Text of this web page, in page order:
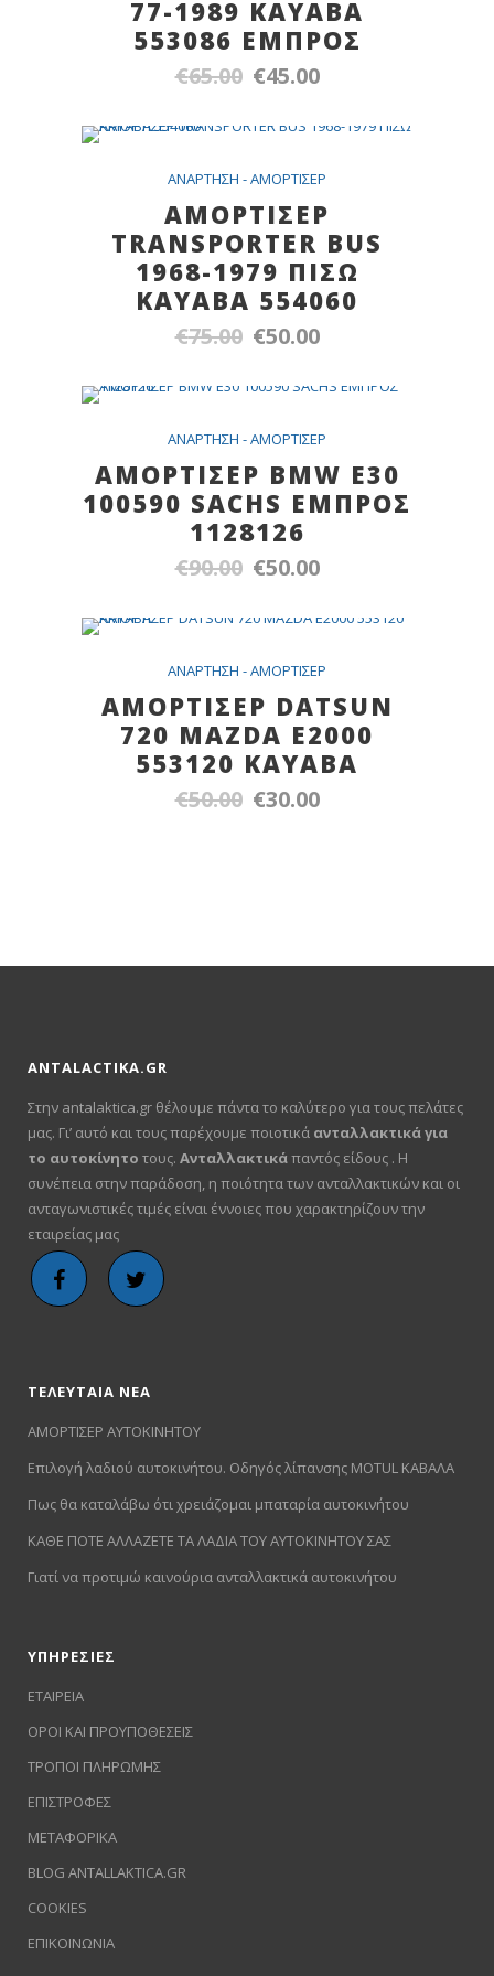
77-1989 KAYABA
553086 EMΠΡΟΣ
€65.00 Original
was:
€45.00Η
τιμή
ANAPTHΣH - AMOPTIΣEP
ΑΜΟΡΤΙΣΕΡ
TRANSPORTER BUS
1968-1979 ΠΙΣΩ
ΚΑΥΑΒΑ 554060
€75.00 Original
was:
€50.00Η
τιμή
ANAPTHΣH - AMOPTIΣEP
AMOΡΤΙΣΕΡ ΒΜW E30
100590 SACHS ΕΜΠΡΟΣ
1128126
€90.00 Original
was:
€50.00Η
τιμή
ANAPTHΣH - AMOPTIΣEP
ΑΜΟΡΤΙΣΕΡ DATSUN
720 MAZDA E2000
553120 KAYABA
€50.00 Original
€30.00Η
ANTALACTIKA.GR
Στην antalaktica.gr θέλουμε πάντα το καλύτερο για τους πελάτες
μας. Γι’ αυτό και τους παρέχουμε ποιοτικά ανταλλακτικά για
το αυτοκίνητο τους. Ανταλλακτικάπαντός είδους . Η
συνέπεια στην παράδοση, η ποιότητα των ανταλλακτικών και οι
ανταγωνιστικές τιμές είναι έννοιες που χαρακτηρίζουν την
εταιρείας μας
ΤΕΛΕΥΤΑΙΑ ΝΕΑ
ΑΜΟΡΤΙΣΕΡ ΑΥΤΟΚΙΝΗΤΟΥ
Επιλογή λαδιού αυτοκινήτου. Οδηγός λίπανσης MOTUL ΚΑΒΑΛΑ
Πως θα καταλάβω ότι χρειάζομαι μπαταρία αυτοκινήτου
ΚΑΘΕ ΠΟΤΕ ΑΛΛΑΖΕΤΕ ΤΑ ΛΑΔΙΑ ΤΟΥ ΑΥΤΟΚΙΝΗΤΟΥ ΣΑΣ
Γιατί να προτιμώ καινούρια ανταλλακτικά αυτοκινήτου
ΥΠΗΡΕΣΙΕΣ
ΕΤΑΙΡΕΙΑ
ΟΡΟΙ ΚΑΙ ΠΡΟΥΠΟΘΕΣΕΙΣ
ΤΡΟΠΟΙ ΠΛΗΡΩΜΗΣ
ΕΠΙΣΤΡΟΦΕΣ
ΜΕΤΑΦΟΡΙΚΑ
BLOG ANTALLAKTICA.GR
COOKIES
ΕΠΙΚΟΙΝΩΝΙΑ